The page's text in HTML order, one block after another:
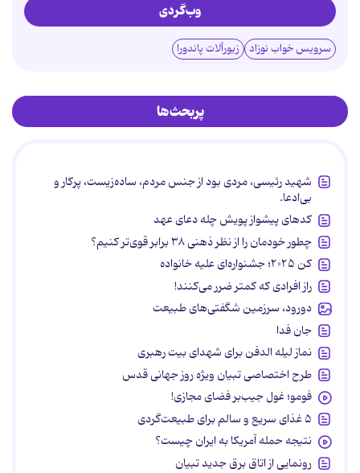
وب‌گردی
سرویس خواب نوزاد زیورآلات پاندورا
پربحث‌ها
شهید رئیسی، مردی بود از جنس مردم، ساده‌زیست، پرکار و
بی‌ادعا.
کدهای پیشواز پویش چله دعای عهد
چطور خودمان را از نظر ذهنی ۳۸ برابر قوی‌تر کنیم؟
کن ۲۰۲۵؛ جشنواره‌ای علیه خانواده
راز افرادی که کمتر ضرر می‌کنند!
دورود، سرزمین شگفتی‌های طبیعت
جان فدا
نماز لیله الدفن برای شهدای بیت رهبری
طرح اختصاصی تبیان ویژه روز جهانی قدس
فومو؛ غول جیب‌بر فضای مجازی!
۵ غذای سریع و سالم برای طبیعت‌گردی
نتیجه حمله آمریکا به ایران چیست؟
رونمایی از اتاق برق جدید تبیان